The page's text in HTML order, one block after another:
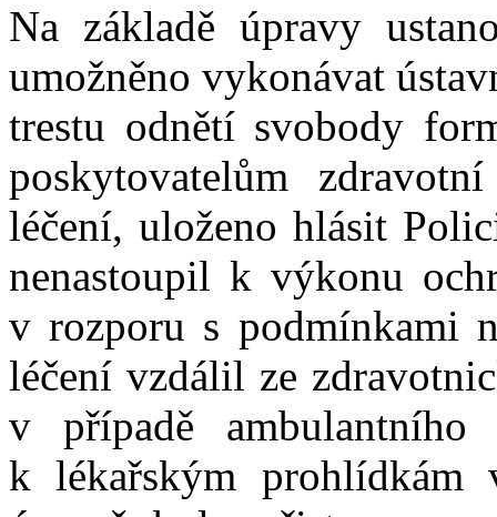
Na základě úpravy
umožněno vykonávat
trestu odnětí svobody
poskytovatelům
léčení, uloženo hlásit
nenastoupil k výkonu
v rozporu s podmínkami
léčení vzdálil ze
v případě ambulantního
k lékařským prohlídkám